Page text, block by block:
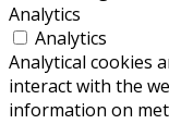
Analytics
Analytics
Analytical cookies
interact with the
information on